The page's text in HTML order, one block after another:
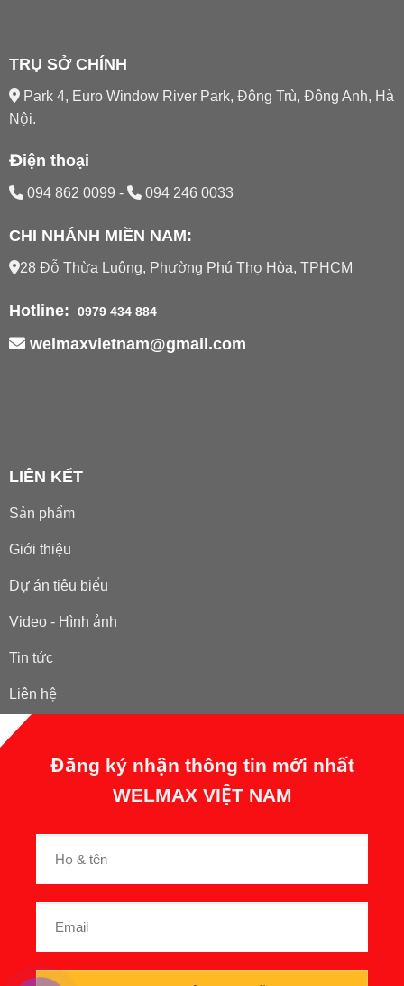
TRỤ SỞ CHÍNH
Park 4, Euro Window River Park, Đông Trù, Đông Anh, Hà
Nội.
Điện thoại
094 862 0099 - 094 246 0033
CHI NHÁNH MIỀN NAM:
28 Đỗ Thừa Luông, Phường Phú Thọ Hòa, TPHCM
Hotline: 0979 434 884
welmaxvietnam@gmail.com
LIÊN KẾT
Sản phẩm
Giới thiệu
Dự án tiêu biểu
Video - Hình ảnh
Tin tức
Liên hệ
Đăng ký nhận thông tin mới nhất
WELMAX VIỆT NAM